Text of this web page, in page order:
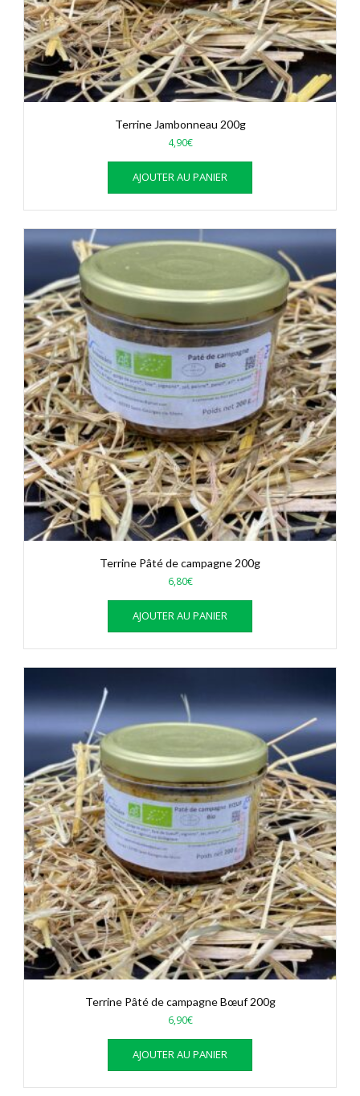
Terrine Jambonneau 200g
4,90€
AJOUTER AU PANIER
Terrine Pâté de campagne 200g
6,80€
AJOUTER AU PANIER
Terrine Pâté de campagne Bœuf 200g
6,90€
AJOUTER AU PANIER